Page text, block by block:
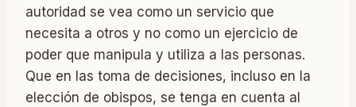
autoridad se vea como un servicio que
necesita a otros y no como un ejercicio de
poder que manipula y utiliza a las personas.
Que en las toma de decisiones, incluso en la
elección de obispos, se tenga en cuenta al